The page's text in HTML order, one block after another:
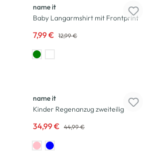
name it
Baby Langarmshirt mit Frontprint
7,99 € 12,99 €
name it
Kinder Regenanzug zweiteilig
34,99 € 44,99 €